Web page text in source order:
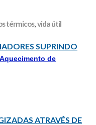
térmicos,vida útil
SUPRINDO
Aquecimento de
ATRAVÉS DE